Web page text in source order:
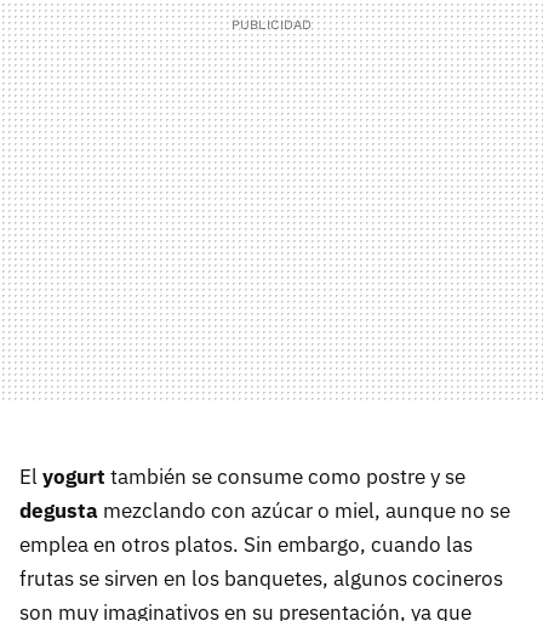
El yogurt también se consume como postre y se
degusta mezclando con azúcar o miel, aunque no se
emplea en otros platos. Sin embargo, cuando las
frutas se sirven en los banquetes, algunos cocineros
son muy imaginativos en su presentación, ya que